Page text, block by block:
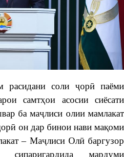
расидани соли ҷорӣ паёми
самтҳои асосии сиёсати
ба маҷлиси олии мамлакат
он дар бинои нави мақоми
– Маҷлиси Олӣ баргузор
мардуми